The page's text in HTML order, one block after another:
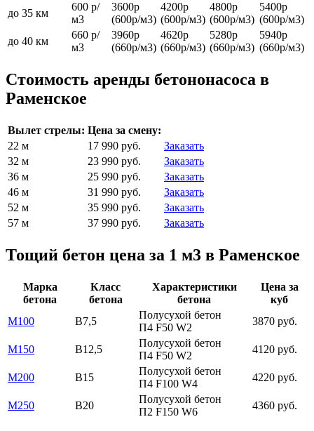
до 35 км
600 р/
м3
3600р
(600р/м3)
4200р
(600р/м3)
4800р
(600р/м3)
5400р
(600р/м3)
до 40 км
660 р/
м3
3960р
(660р/м3)
4620р
(660р/м3)
5280р
(660р/м3)
5940р
(660р/м3)
Стоимость аренды бетононасоса в
Раменское
Вылет стрелы: Цена за смену:
22 м
17 990 руб.
Заказать
32 м
23 990 руб.
Заказать
36 м
25 990 руб.
Заказать
46 м
31 990 руб.
Заказать
52 м
35 990 руб.
Заказать
57 м
37 990 руб. Заказать
Тощий бетон цена за 1 м3 в Раменское
Марка
бетона
Класс
бетона
Характеристики
бетона
Цена за
куб
М100
В7,5
Полусухой бетон
П4 F50 W2
3870 руб.
М150 В12,5
Полусухой бетон
П4 F50 W2
4120 руб.
М200 В15
Полусухой бетон
П4 F100 W4
4220 руб.
М250 В20
Полусухой бетон
П2 F150 W6
4360 руб.